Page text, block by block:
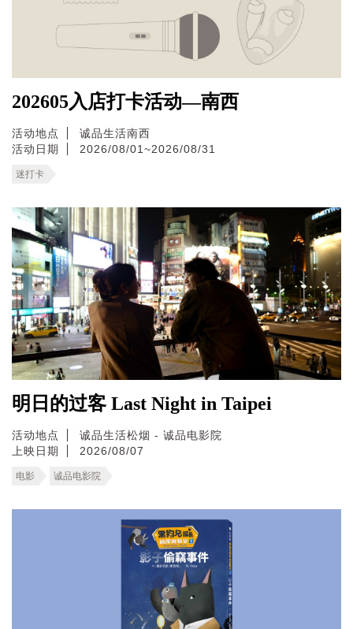
202605入店打卡活动—南西
活动地点
诚品生活南西
活动日期
2026/08/01~2026/08/31
迷打卡
明日的过客 Last Night in Taipei
活动地点
诚品生活松烟 - 诚品电影院
上映日期
2026/08/07
电影 诚品电影院